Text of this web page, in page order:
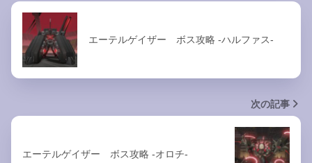
エーテルゲイザー ボス攻略 -ハルファス-
次の記事
エーテルゲイザー ボス攻略 -オロチ-